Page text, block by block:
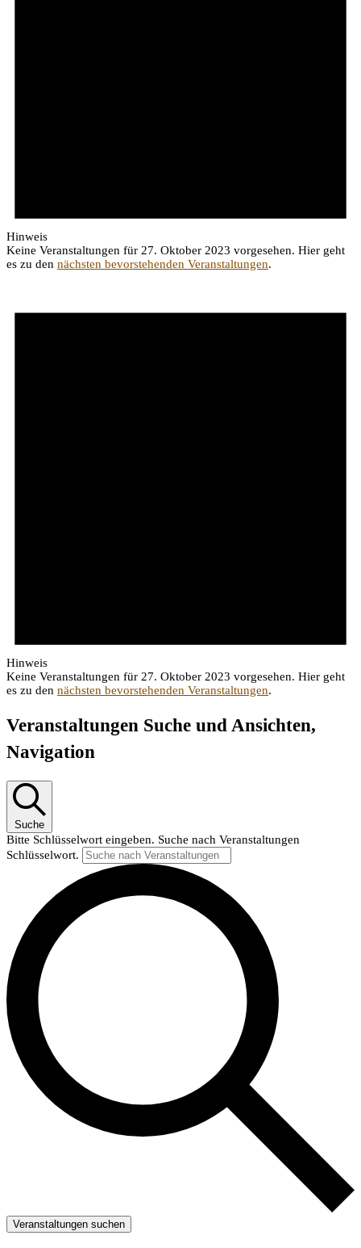
Hinweis
Keine Veranstaltungen für 27. Oktober 2023 vorgesehen. Hier geht
es zu den nächsten bevorstehenden Veranstaltungen.
Hinweis
Keine Veranstaltungen für 27. Oktober 2023 vorgesehen. Hier geht
es zu den nächsten bevorstehenden Veranstaltungen.
Veranstaltungen Suche und Ansichten,
Navigation
Suche
Bitte Schlüsselwort eingeben. Suche nach Veranstaltungen
Schlüsselwort.
Veranstaltungen suchen